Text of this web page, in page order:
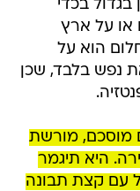
בכדי
או על ארץ
הוא על
נפש בלבד, שכן
מוסכם, מורשת
היא תיגמר
עם קצת תבונה